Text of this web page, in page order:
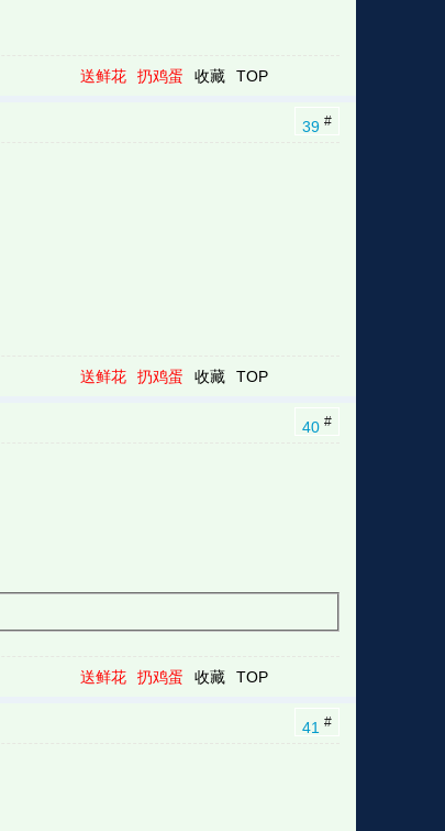
送鲜花 扔鸡蛋 收藏 TOP
39 #
送鲜花 扔鸡蛋 收藏 TOP
40 #
送鲜花 扔鸡蛋 收藏 TOP
41 #